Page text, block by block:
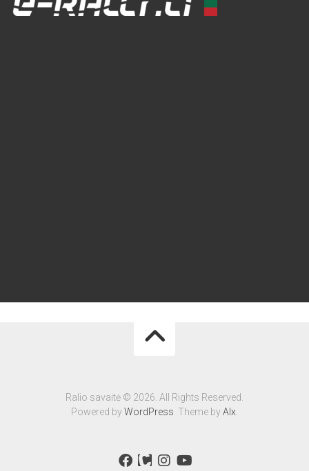
Ralio savaitė © 2026. All Rights Reserved.
Powered byWordPress . Theme byAlx